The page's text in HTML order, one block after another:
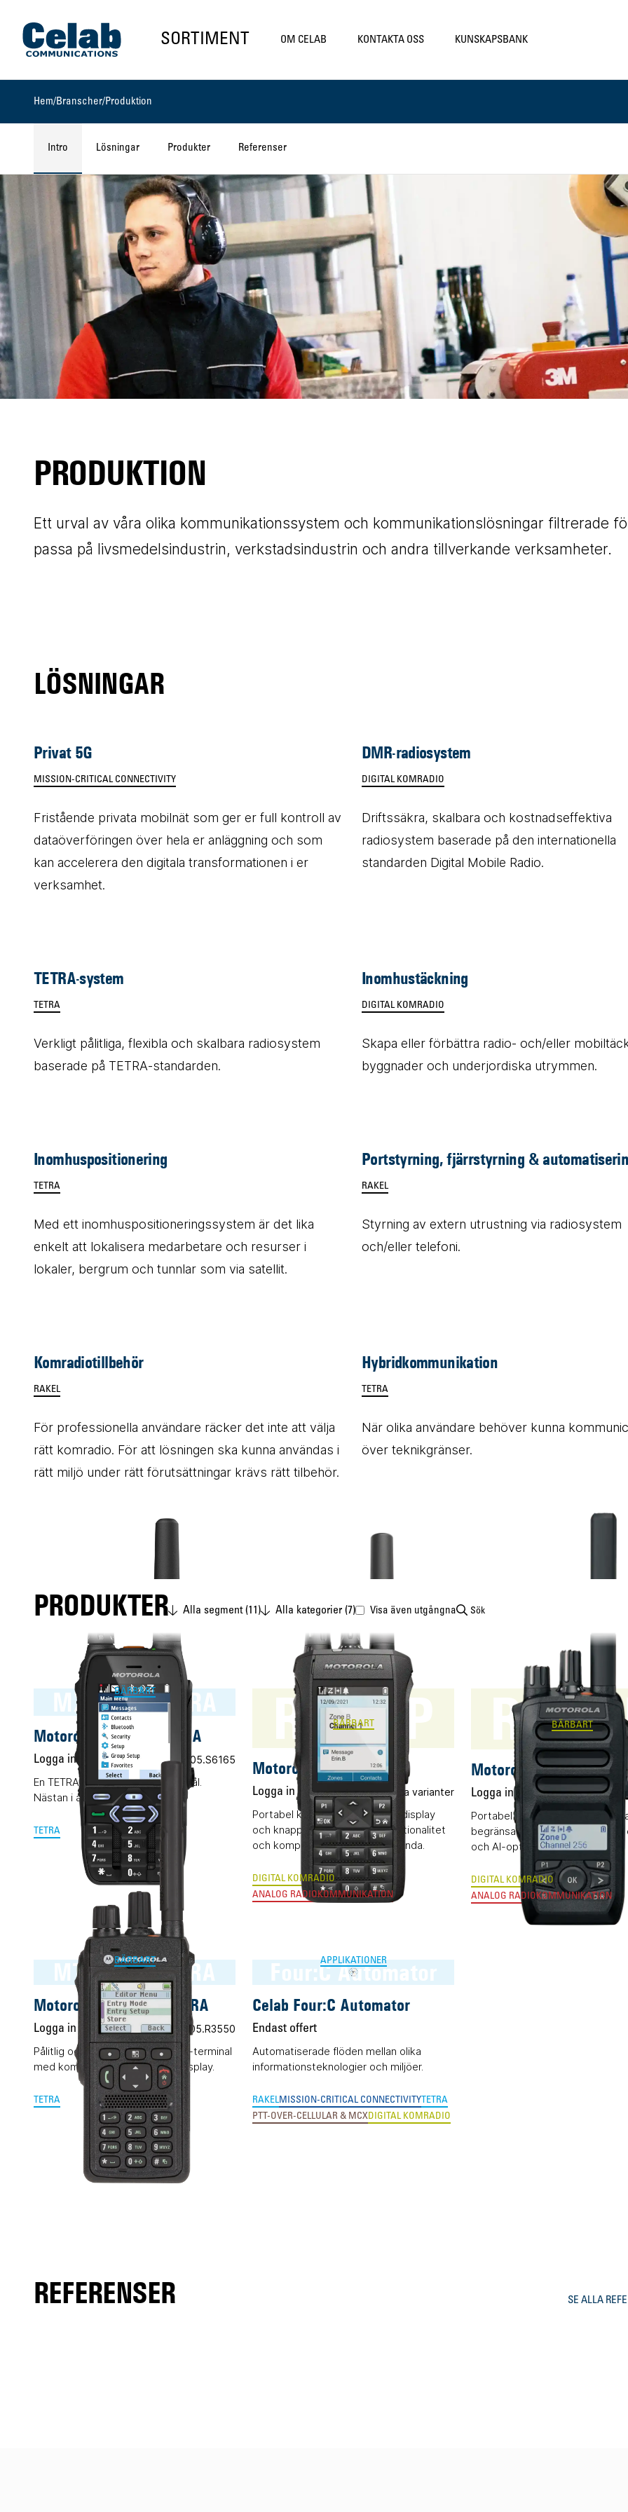
Gå till startsidan
SORTIMENT OM CELAB KONTAKTA OSS KUNSKAPSBANK
Hem/Branscher/Produktion
Intro Lösningar Produkter Referenser
PRODUKTION
Ett urval av våra olika kommunikationssystem och kommunikationslösningar filtrerade
passa på livsmedelsindustrin, verkstadsindustrin och andra tillverkande verksamheter.
LÖSNINGAR
Privat 5G
MISSION-CRITICAL CONNECTIVITY
Fristående privata mobilnät som ger er full kontroll av
dataöverföringen över hela er anläggning och som
kan accelerera den digitala transformationen i er
verksamhet.
DMR-radiosystem
DIGITAL KOMRADIO
Driftssäkra, skalbara och kostnadseffektiva
radiosystem baserade på den internationella
standarden Digital Mobile Radio.
TETRA-system
TETRA
Verkligt pålitliga, flexibla och skalbara radiosystem
baserade på TETRA-standarden.
Inomhustäckning
DIGITAL KOMRADIO
Skapa eller förbättra radio- och/eller
byggnader och underjordiska utrymmen.
Inomhuspositionering
TETRA
Med ett inomhuspositioneringssystem är det lika
enkelt att lokalisera medarbetare och resurser i
lokaler, bergrum och tunnlar som via satellit.
Portstyrning, fjärrstyrning &
RAKEL
Styrning av extern utrustning via radiosystem
och/eller telefoni.
Komradiotillbehör
RAKEL
För professionella användare räcker det inte att välja
rätt komradio. För att lösningen ska kunna användas i
rätt miljö under rätt förutsättningar krävs rätt tilbehör.
Hybridkommunikation
TETRA
När olika användare behöver kunna
över teknikgränser.
PRODUKTER Alla segment (11) Alla kategorier (7) Visa även utgångnaSök
MXP600 TETRA
BÄRBART
Motorola MXP600 TETRA
Logga in för pris Vårt art.nr 05.S6165
En TETRA-terminal för alla ändamål.
Nästan i alla fall.
TETRA
R7 FKP
BÄRBART
Motorola R7 FKP
Logga in för pris Flera varianter
Portabel komradio (DMR) med display
och knappsats, avancerad funktionalitet
och kompromisslös radioprestanda.
DIGITAL KOMRADIO
ANALOG RADIOKOMMUNIKATION
R5BÄRBART
Motorola R5 LKP
Logga in för pris
Portabel komradio (DMR)
begränsad knappsats, kompakt
och AI-optimerat ljud.
DIGITAL KOMRADIO
ANALOG RADIOKOMMUNIKATION
MTP3550 TETRA
BÄRBART
Motorola MTP3550 TETRA
Logga in för pris Vårt art.nr 05.R3550
Pålitlig och okomplicerad TETRA-terminal
med komplett knappsats och display.
TETRA
Four:C Automator
APPLIKATIONER
Celab Four:C Automator
Endast offert
Automatiserade flöden mellan olika
informationsteknologier och miljöer.
RAKELMISSION-CRITICAL CONNECTIVITYTETRA
PTT-OVER-CELLULAR & MCX DIGITAL KOMRADIO
REFERENSER SE ALLA